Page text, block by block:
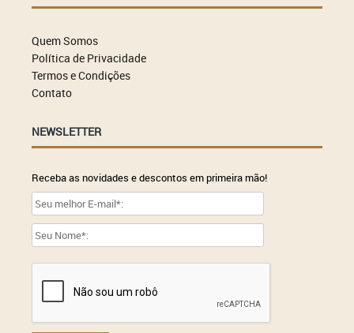
Quem Somos
Política de Privacidade
Termos e Condições
Contato
NEWSLETTER
Receba as novidades e descontos em primeira mão!